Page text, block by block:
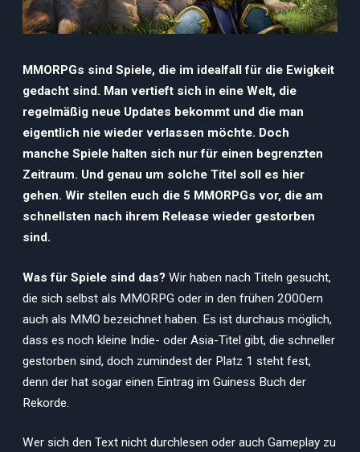
MMORPGs sind Spiele, die im idealfall für die Ewigkeit
gedacht sind. Man vertieft sich in eine Welt, die
regelmäßig neue Updates bekommt und die man
eigentlich nie wieder verlassen möchte. Doch
manche Spiele halten sich nur für einen begrenzten
Zeitraum. Und genau um solche Titel soll es hier
gehen. Wir stellen euch die 5 MMORPGs vor, die am
schnellsten nach ihrem Release wieder gestorben
sind.
Was für Spiele sind das? Wir haben nach Titeln gesucht,
die sich selbst als MMORPG oder in den frühen 2000ern
auch als MMO bezeichnet haben. Es ist durchaus möglich,
dass es noch kleine Indie- oder Asia-Titel gibt, die schneller
gestorben sind, doch zumindest der Platz 1 steht fest,
denn der hat sogar einen Eintrag im Guiness Buch der
Rekorde.
Wer sich den Text nicht durchlesen oder auch Gameplay zu